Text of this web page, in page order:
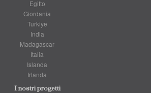
Egitto
Giordania
Turkiye
India
Madagascar
Italia
Islanda
Irlanda
I nostri progetti